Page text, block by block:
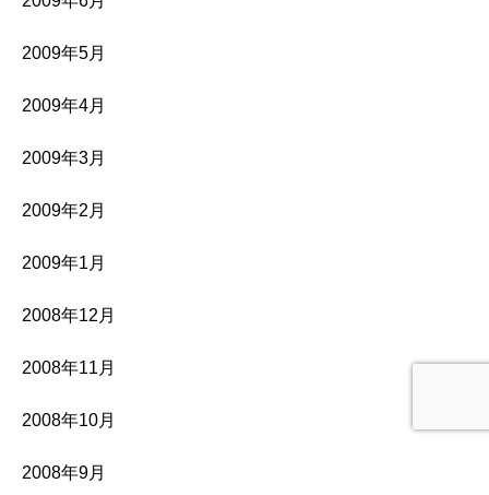
2009年5月
2009年4月
2009年3月
2009年2月
2009年1月
2008年12月
2008年11月
2008年10月
2008年9月